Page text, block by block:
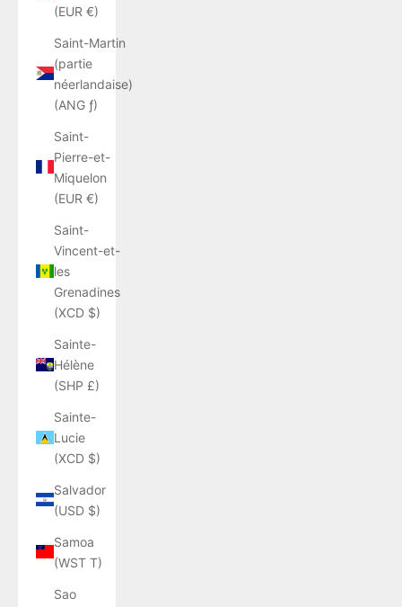
(EUR €)
Saint-Martin
(partie
néerlandaise)
(ANG ƒ)
Saint-
Pierre-et-
Miquelon
(EUR €)
Saint-
Vincent-et-
les
Grenadines
(XCD $)
Sainte-
Hélène
(SHP £)
Sainte-
Lucie
(XCD $)
Salvador
(USD $)
Samoa
(WST T)
Sao